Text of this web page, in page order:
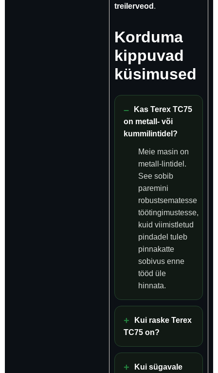
treilerveod .
Korduma
kippuvad
küsimused
Kas Terex TC75
on metall- või
kummilintidel?
Meie masin on
metall-lintidel.
See sobib
paremini
robustsematesse
töötingimustesse,
kuid viimistletud
pindadel tuleb
pinnakatte
sobivus enne
tööd üle
hinnata.
Kui raske Terex
TC75 on?
Kui sügavale